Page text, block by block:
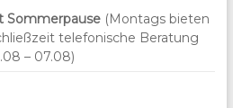
Sommerpause(Montags bieten
telefonische Beratung
– 07.08)